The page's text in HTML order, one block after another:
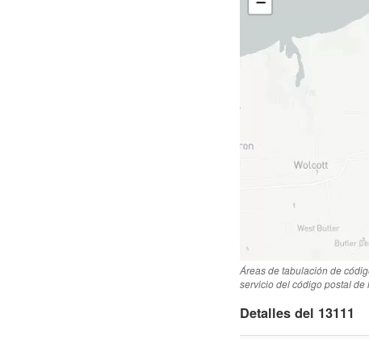
Áreas de tabulación de
servicio del código postal de
Detalles del 13111